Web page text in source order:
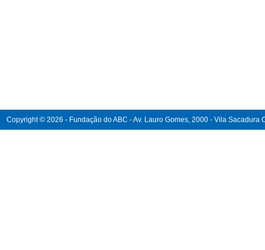
Copyright © 2026 - Fundação do ABC - Av. Lauro Gomes, 2000 - Vila